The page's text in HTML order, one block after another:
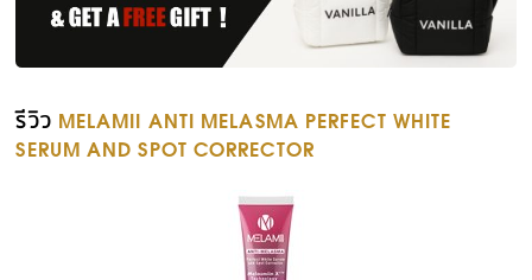
รีวิว MELAMII ANTI MELASMA PERFECT WHITE
SERUM AND SPOT CORRECTOR